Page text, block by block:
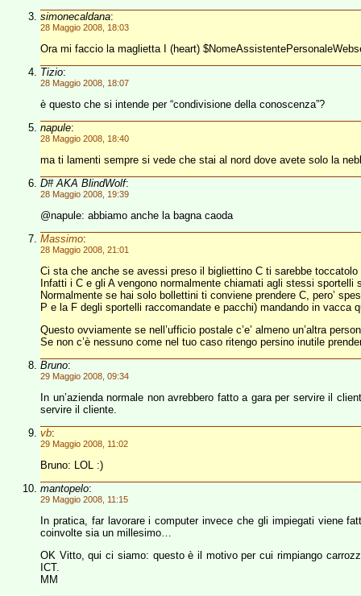
simonecaldana:
28 Maggio 2008, 18:03
Ora mi faccio la maglietta I (heart)
Tizio:
28 Maggio 2008, 18:07
è questo che si intende per “condivisione della conoscenza”?
napule:
28 Maggio 2008, 18:40
ma ti lamenti sempre si vede che stai al nord dove avete solo la
D# AKA BlindWolf:
28 Maggio 2008, 19:39
@napule: abbiamo anche la bagna caoda
Massimo:
28 Maggio 2008, 21:01
Ci sta che anche se avessi preso il bigliettino C ti sarebbe
Infatti i C e gli A vengono normalmente chiamati agli stessi
Normalmente se hai solo bollettini ti conviene prendere C, pero’
P e la F degli sportelli raccomandate e pacchi) mandando in
Questo ovviamente se nell’ufficio postale c’e’ almeno un’altra
Se non c’è nessuno come nel tuo caso ritengo persino inutile
Bruno:
29 Maggio 2008, 09:34
In un’azienda normale non avrebbero fatto a gara per servire il
servire il cliente.
vb:
29 Maggio 2008, 11:02
Bruno: LOL :)
mantopelo:
29 Maggio 2008, 11:15
In pratica, far lavorare i computer invece che gli impiegati viene
coinvolte sia un millesimo…
OK Vitto, qui ci siamo: questo è il motivo per cui rimpiango
ICT.
MM